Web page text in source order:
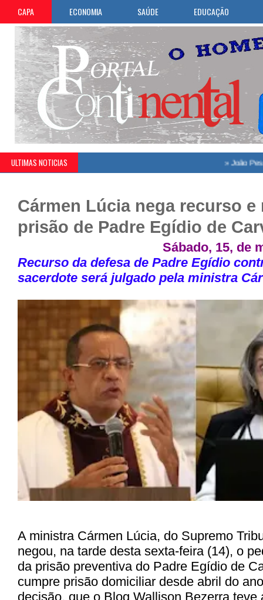
CAPA ECONOMIA SAÚDE EDUCAÇÃO
ULTIMAS NOTICIAS João Pessoa
Cármen Lúcia nega recurso e
prisão de Padre Egídio de
Sábado, 15, de
Recurso da defesa de Padre Egídio
sacerdote será julgado pela ministra
A ministra Cármen Lúcia, do Supremo
negou, na tarde desta sexta-feira (14), o
da prisão preventiva do Padre Egídio de
cumpre prisão domiciliar desde abril do
decisão, que o Blog Wallison Bezerra teve